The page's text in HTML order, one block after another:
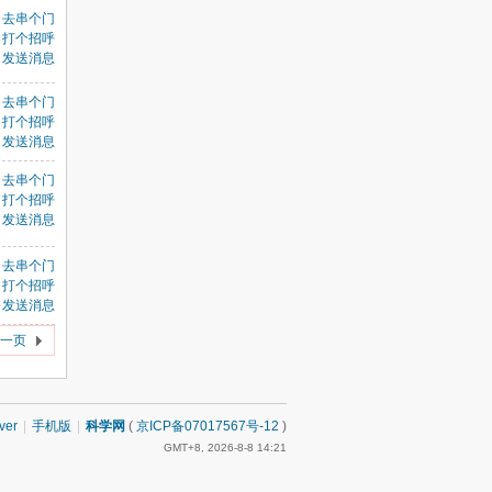
去串个门
打个招呼
发送消息
去串个门
打个招呼
发送消息
去串个门
打个招呼
发送消息
去串个门
打个招呼
发送消息
页
手机版 科学网 ( 京ICP备07017567号-12 )
GMT+8, 2026-8-8 14:21